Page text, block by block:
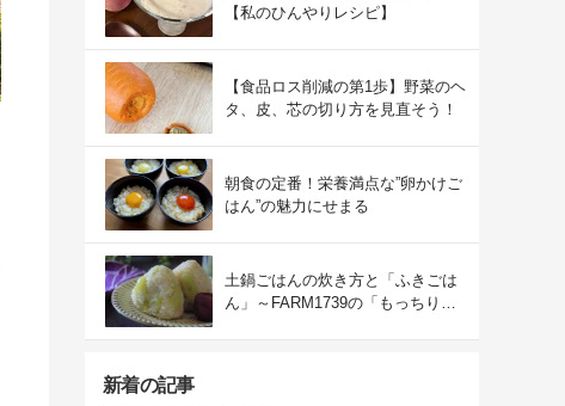
【私のひんやりレシピ】
【食品ロス削減の第1歩】野菜のヘ
タ、皮、芯の切り方を見直そう！
朝食の定番！栄養満点な”卵かけご
はん”の魅力にせまる
土鍋ごはんの炊き方と「ふきごは
ん」～FARM1739の「もっちりコ
新着の記事